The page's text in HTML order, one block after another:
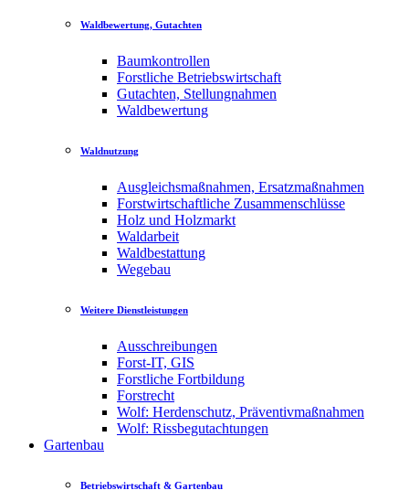
Waldbewertung, Gutachten
Baumkontrollen
Forstliche Betriebswirtschaft
Gutachten, Stellungnahmen
Waldbewertung
Waldnutzung
Ausgleichsmaßnahmen, Ersatzmaßnahmen
Forstwirtschaftliche Zusammenschlüsse
Holz und Holzmarkt
Waldarbeit
Waldbestattung
Wegebau
Weitere Dienstleistungen
Ausschreibungen
Forst-IT, GIS
Forstliche Fortbildung
Forstrecht
Wolf: Herdenschutz, Präventivmaßnahmen
Wolf: Rissbegutachtungen
Gartenbau
Betriebswirtschaft & Gartenbau